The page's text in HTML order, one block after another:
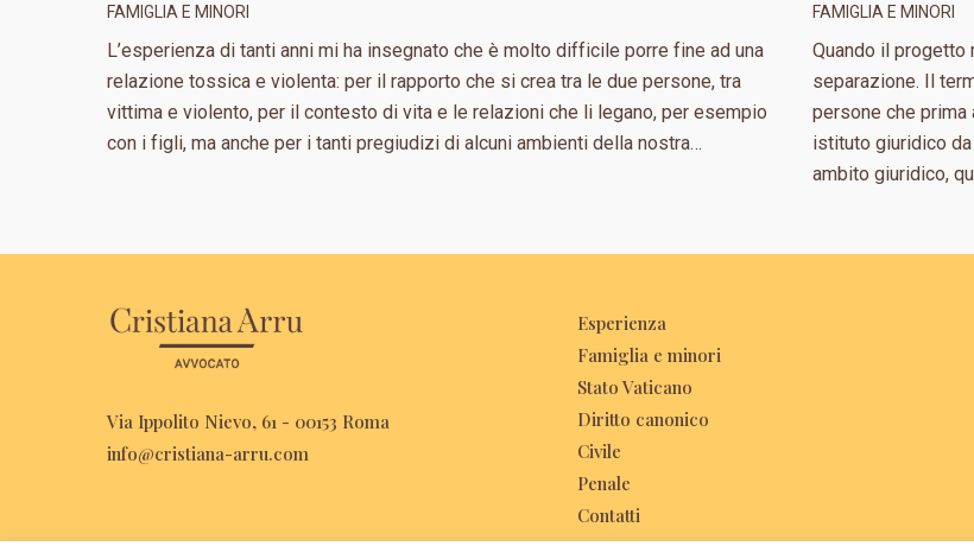
FAMIGLIA E MINORI
L’esperienza di tanti anni mi ha insegnato che è molto difficile porre fine ad una
relazione tossica e violenta: per il rapporto che si crea tra le due persone, tra
vittima e violento, per il contesto di vita e le relazioni che li legano, per esempio
con i figli, ma anche per i tanti pregiudizi di alcuni ambienti della nostra…
FAMIGLIA E MINORI
Quando il progetto
separazione. Il
persone che prima
istituto giuridico
ambito giuridico,
Via Ippolito Nievo, 61 - 00153 Roma
info@cristiana-arru.com
Esperienza
Famiglia e minori
Stato Vaticano
Diritto canonico
Civile
Penale
Contatti